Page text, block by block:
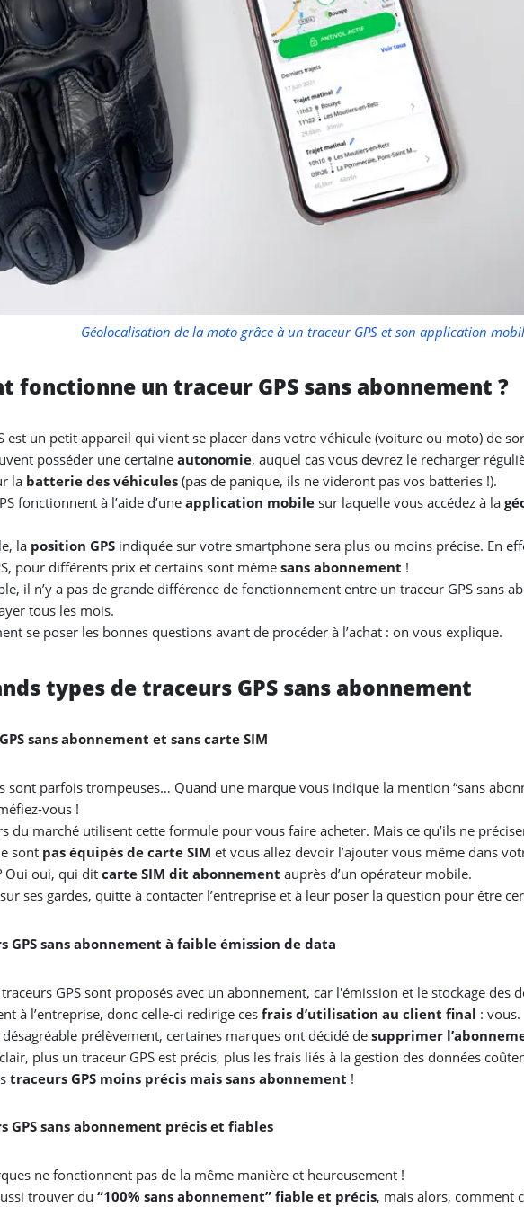
Géolocalisation de la moto grâce à un traceur GPS et son application
fonctionne un traceur GPS sans abonnement ?
est un petit appareil qui vient se placer dans votre véhicule (voiture ou moto) de
posséder une certaine autonomie, auquel cas vous devrez le recharger
la batterie des véhicules (pas de panique, ils ne videront pas vos batteries !).
fonctionnent à l’aide d’une application mobile sur laquelle vous accédez à la
la position GPS indiquée sur votre smartphone sera plus ou moins précise. En
pour différents prix et certains sont même sans abonnement !
il n’y a pas de grande différence de fonctionnement entre un traceur GPS sans
tous les mois.
se poser les bonnes questions avant de procéder à l’achat : on vous explique.
types de traceurs GPS sans abonnement
sans abonnement et sans carte SIM
sont parfois trompeuses… Quand une marque vous indique la mention “sans
vous !
du marché utilisent cette formule pour vous faire acheter. Mais ce qu’ils ne
sont pas équipés de carte SIM et vous allez devoir l’ajouter vous même dans
Oui oui, qui ditcarte SIM dit abonnement auprès d’un opérateur mobile.
ses gardes, quitte à contacter l’entreprise et à leur poser la question pour être
GPS sans abonnement à faible émission de data
GPS sont proposés avec un abonnement, car l'émission et le stockage des
à l’entreprise, donc celle-ci redirige ces frais d’utilisation au client final : vous.
prélèvement, certaines marques ont décidé de supprimer
plus un traceur GPS est précis, plus les frais liés à la gestion des données
traceurs GPS moins précis mais sans abonnement !
GPS sans abonnement précis et fiables
ne fonctionnent pas de la même manière et heureusement !
trouver du “100% sans abonnement” fiable et précis, mais alors, comment